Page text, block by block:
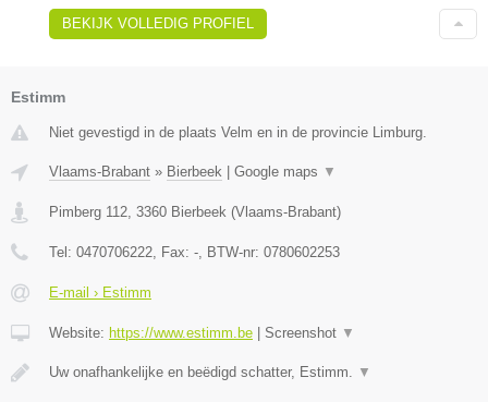
BEKIJK VOLLEDIG PROFIEL
Estimm
Niet gevestigd in de plaats Velm en in de provincie Limburg.
Vlaams-Brabant » Bierbeek Google maps ▼
Pimberg 112 3360 Bierbeek (Vlaams-Brabant)
Tel: 0470706222 , Fax: - , BTW-nr: 0780602253
E-mail › Estimm
Website: https://www.estimm.be Screenshot ▼
Uw onafhankelijke en beëdigd schatter, Estimm. ▼